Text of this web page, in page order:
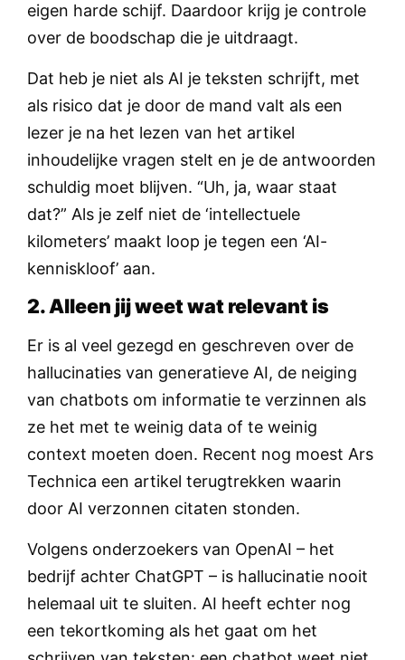
eigen harde schijf. Daardoor krijg je controle
over de boodschap die je uitdraagt.
Dat heb je niet als AI je teksten schrijft, met
als risico dat je door de mand valt als een
lezer je na het lezen van het artikel
inhoudelijke vragen stelt en je de antwoorden
schuldig moet blijven. “Uh, ja, waar staat
dat?” Als je zelf niet de ‘intellectuele
kilometers’ maakt loop je tegen een ‘AI-
kenniskloof’ aan.
2. Alleen jij weet wat relevant is
Er is al veel gezegd en geschreven over de
hallucinaties van generatieve AI, de neiging
van chatbots om informatie te verzinnen als
ze het met te weinig data of te weinig
context moeten doen. Recent nog moest Ars
Technica een artikel terugtrekken waarin
door AI verzonnen citaten stonden.
Volgens onderzoekers van OpenAI – het
bedrijf achter ChatGPT – is hallucinatie nooit
helemaal uit te sluiten. AI heeft echter nog
een tekortkoming als het gaat om het